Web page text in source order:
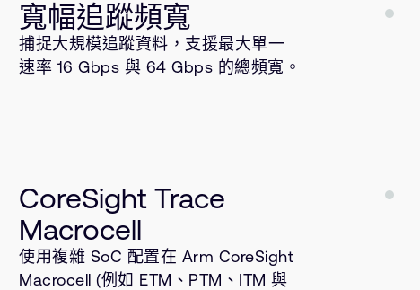
寬幅追蹤頻寬
捕捉大規模追蹤資料，支援最大單一
速率 16 Gbps 與 64 Gbps 的總頻寬。
CoreSight Trace
Macrocell
使用複雜 SoC 配置在 Arm CoreSight
Macrocell (例如 ETM、PTM、ITM 與